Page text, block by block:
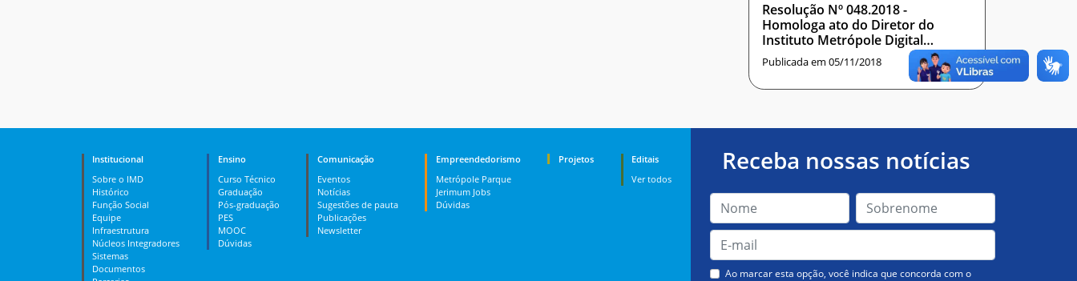
Resolução Nº 048.2018 -
Homologa ato do Diretor do
Instituto Metrópole Digital
praticado Ad referendum deste
conselho, que aprova processo de
solicitação de afastamento do
Publicada em 05/11/2018
Institucional
Sobre o IMD
Histórico
Função Social
Equipe
Infraestrutura
Núcleos Integradores
Sistemas
Documentos
Ensino
Curso Técnico
Graduação
Pós-graduação
PES
MOOC
Dúvidas
Comunicação
Eventos
Notícias
Sugestões de pauta
Publicações
Newsletter
Empreendedorismo
Metrópole Parque
Jerimum Jobs
Dúvidas
Projetos
Editais
Ver todos
Receba nossas notícias
Ao marcar esta opção, você indica que concorda com o